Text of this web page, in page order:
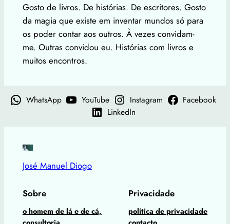
Gosto de livros. De histórias. De escritores. Gosto
da magia que existe em inventar mundos só para
os poder contar aos outros. À vezes convidam-
me. Outras convidou eu. Histórias com livros e
muitos encontros.
WhatsApp YouTube Instagram
Facebook
LinkedIn
José Manuel Diogo
Sobre
o homem de lá e de cá,
Privacidade
política de privacidade